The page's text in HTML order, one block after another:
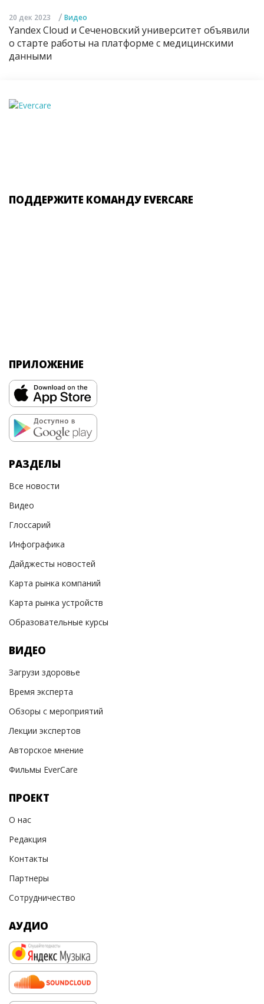
20 дек 2023 / Видео
Yandex Cloud и Сеченовский университет объявили
о старте работы на платформе с медицинскими
данными
ПОДДЕРЖИТЕ КОМАНДУ EVERCARE
ПРИЛОЖЕНИЕ
РАЗДЕЛЫ
Все новости
Видео
Глоссарий
Инфографика
Дайджесты новостей
Карта рынка компаний
Карта рынка устройств
Образовательные курсы
ВИДЕО
Загрузи здоровье
Время эксперта
Обзоры с мероприятий
Лекции экспертов
Авторское мнение
Фильмы EverCare
ПРОЕКТ
О нас
Редакция
Контакты
Партнеры
Сотрудничество
АУДИО